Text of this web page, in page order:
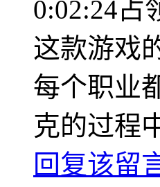
0:02:24占
这款游戏
每个职业
克的过程
回复该留